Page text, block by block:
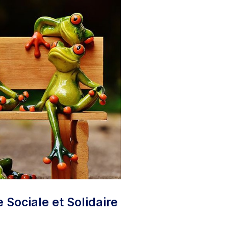
Sociale et Solidaire